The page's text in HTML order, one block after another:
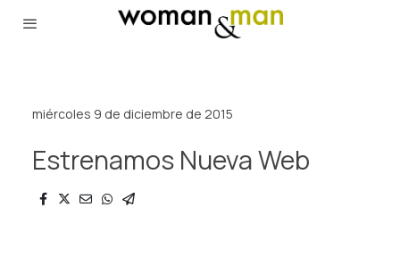
miércoles 9 de diciembre de 2015
Estrenamos Nueva Web